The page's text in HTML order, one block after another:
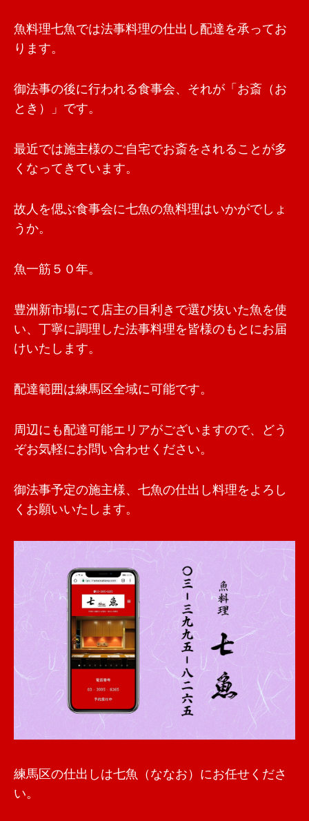
魚料理七魚では法事料理の仕出し配達を承ってお
ります。
御法事の後に行われる食事会、それが「お斎（お
とき）」です。
最近では施主様のご自宅でお斎をされることが多
くなってきています。
故人を偲ぶ食事会に七魚の魚料理はいかがでしょ
うか。
魚一筋５０年。
豊洲新市場にて店主の目利きで選び抜いた魚を使
い、丁寧に調理した法事料理を皆様のもとにお届
けいたします。
配達範囲は練馬区全域に可能です。
周辺にも配達可能エリアがございますので、どう
ぞお気軽にお問い合わせください。
御法事予定の施主様、七魚の仕出し料理をよろし
くお願いいたします。
練馬区の仕出しは七魚（ななお）にお任せくださ
い。